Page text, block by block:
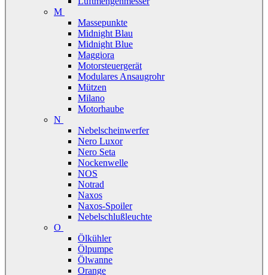
M
Massepunkte
Midnight Blau
Midnight Blue
Maggiora
Motorsteuergerät
Modulares Ansaugrohr
Mützen
Milano
Motorhaube
N
Nebelscheinwerfer
Nero Luxor
Nero Seta
Nockenwelle
NOS
Notrad
Naxos
Naxos-Spoiler
Nebelschlußleuchte
O
Ölkühler
Ölpumpe
Ölwanne
Orange